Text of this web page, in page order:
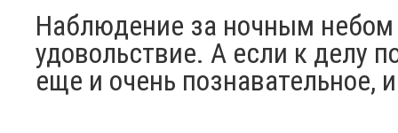
Наблюдение за ночным
удовольствие. А если к делу
еще и очень